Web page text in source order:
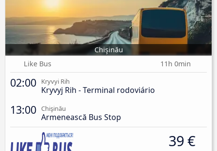
Chişinău
Like Bus
11h 0min
02:00 Kryvyi Rih
Kryvyj Rih - Terminal rodoviário
13:00 Chişinău
Armenească Bus Stop
39 €